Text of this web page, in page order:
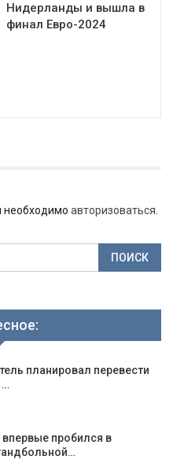
Нидерланды и вышла в
финал Евро-2024
необходимо авторизоваться.
планировал перевести
пробился в